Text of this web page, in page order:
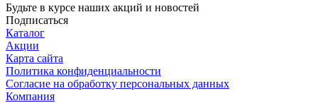
Будьте в курсе наших акций и новостей
Подписаться
Каталог
Акции
Карта сайта
Политика конфиденциальности
Согласие на обработку персональных данных
Компания